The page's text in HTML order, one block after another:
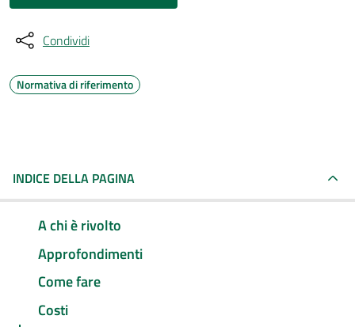
Condividi
Normativa di riferimento
INDICE DELLA PAGINA
A chi è rivolto
Approfondimenti
Come fare
Costi